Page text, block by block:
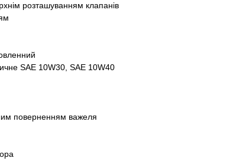
розташуванням клапанів
SAE 10W30, SAE 10W40
поверненням важеля